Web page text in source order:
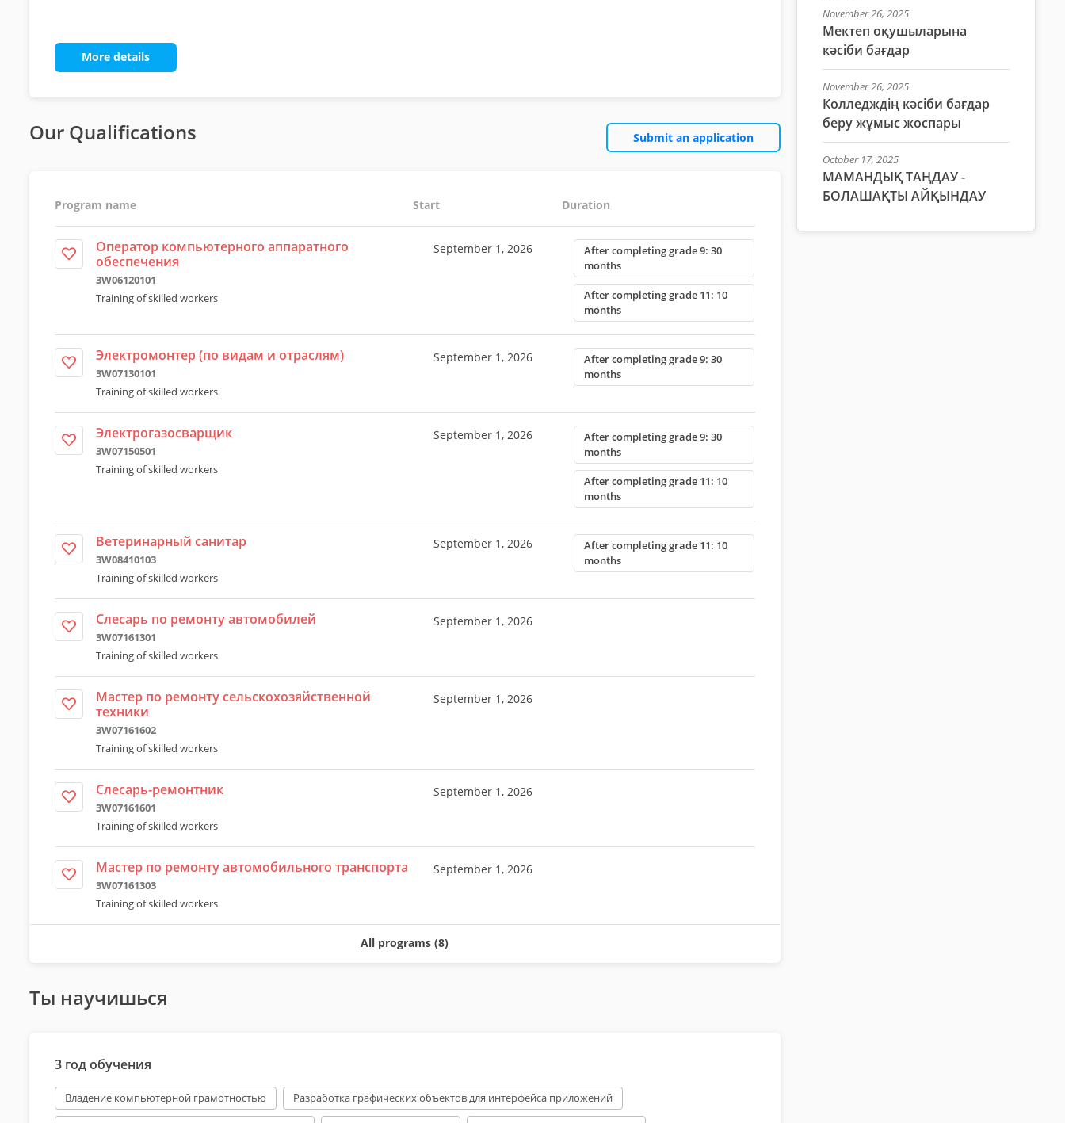
More details
Our Qualifications Submit an application
Program name Start Duration
Оператор компьютерного аппаратного
обеспечения
3W06120101
Training of skilled workers
September 1, 2026
After completing grade 9: 30
months
After completing grade 11: 10
months
Электромонтер (по видам и отраслям)
3W07130101
Training of skilled workers
September 1, 2026
After completing grade 9: 30
months
Электрогазосварщик
3W07150501
Training of skilled workers
September 1, 2026
After completing grade 9: 30
months
After completing grade 11: 10
months
Ветеринарный санитар
3W08410103
Training of skilled workers
September 1, 2026
After completing grade 11: 10
months
Слесарь по ремонту автомобилей
3W07161301
Training of skilled workers
September 1, 2026
Мастер по ремонту сельскохозяйственной
техники
3W07161602
Training of skilled workers
September 1, 2026
Слесарь-ремонтник
3W07161601
Training of skilled workers
September 1, 2026
Мастер по ремонту автомобильного транспорта
3W07161303
Training of skilled workers
September 1, 2026
All programs (8)
Ты научишься
3 год обучения
Владение компьютерной грамотностью Разработка графических объектов для интерфейса приложений
November 26, 2025
Мектеп оқушыларына
кәсіби бағдар
November 26, 2025
Колледждің кәсіби бағдар
беру жұмыс жоспары
October 17, 2025
МАМАНДЫҚ ТАҢДАУ -
БОЛАШАҚТЫ АЙҚЫНДАУ